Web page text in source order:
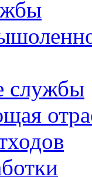
службы